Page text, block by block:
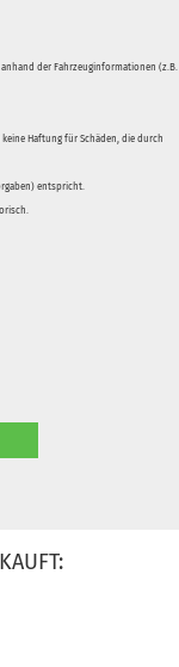
der Fahrzeuginformationen (z.B.
Haftung für Schäden, die durch
entspricht.